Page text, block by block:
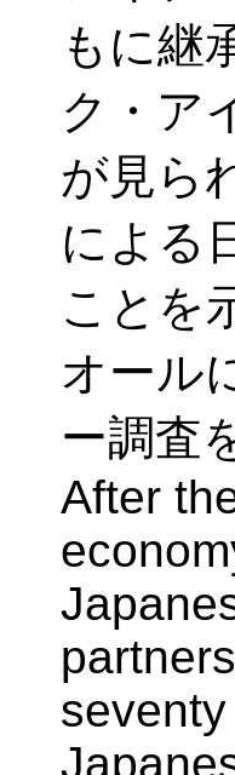
もに継
ク・ア
が見ら
による
ことを
オール
ー調査
After